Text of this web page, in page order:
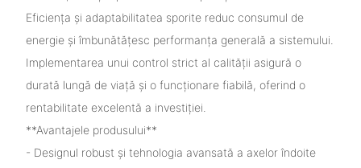
Eficiența și adaptabilitatea sporite reduc consumul de
energie și îmbunătățesc performanța generală a sistemului.
Implementarea unui control strict al calității asigură o
durată lungă de viață și o funcționare fiabilă, oferind o
rentabilitate excelentă a investiției.
**Avantajele produsului**
- Designul robust și tehnologia avansată a axelor îndoite